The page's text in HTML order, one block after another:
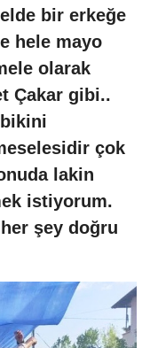
bir erkeğe
hele mayo
olarak
Çakar gibi..
çok
lakin
istiyorum.
her şey doğru